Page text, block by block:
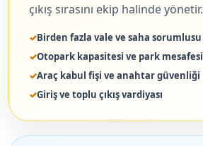
çıkış sırasını ekip halinde yönetir.
Birden fazla vale ve saha sorumlusu
Otopark kapasitesi ve park mesafesi
Araç kabul fişi ve anahtar güvenliği
Giriş ve toplu çıkış vardiyası